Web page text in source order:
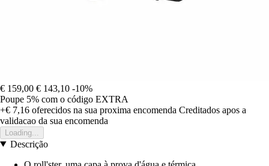
€ 159,00 € 143,10 -10%
Poupe 5% com o código EXTRA
+€ 7,16 oferecidos na sua proxima encomenda Creditados apos a
validacao da sua encomenda
Loading...
Descrição